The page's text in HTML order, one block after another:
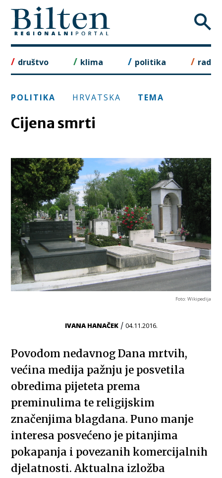
to
content
društvo klima politika rad
POLITIKA HRVATSKA TEMA
Cijena smrti
Foto: Wikipedija
IVANA HANAČEK/ 04.11.2016.
Povodom nedavnog Dana mrtvih,
većina medija pažnju je posvetila
obredima pijeteta prema
preminulima te religijskim
značenjima blagdana. Puno manje
interesa posvećeno je pitanjima
pokapanja i povezanih komercijalnih
djelatnosti. Aktualna izložba